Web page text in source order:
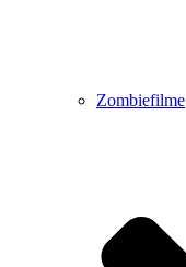
Zombiefilme